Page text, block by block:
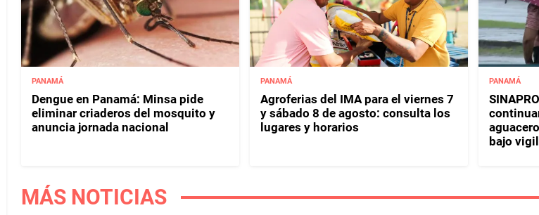
PANAMÁ
Dengue en Panamá: Minsa pide
eliminar criaderos del mosquito y
anuncia jornada nacional
PANAMÁ
Agroferias del IMA para el viernes 7
y sábado 8 de agosto: consulta los
lugares y horarios
PANAMÁ
bajo
MÁS NOTICIAS